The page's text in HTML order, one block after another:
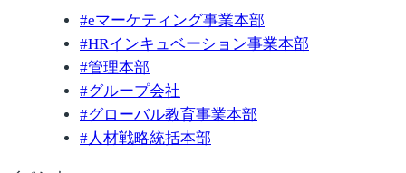
#eマーケティング事業本部
#HRインキュベーション事業本部
#管理本部
#グループ会社
#グローバル教育事業本部
#人材戦略統括本部